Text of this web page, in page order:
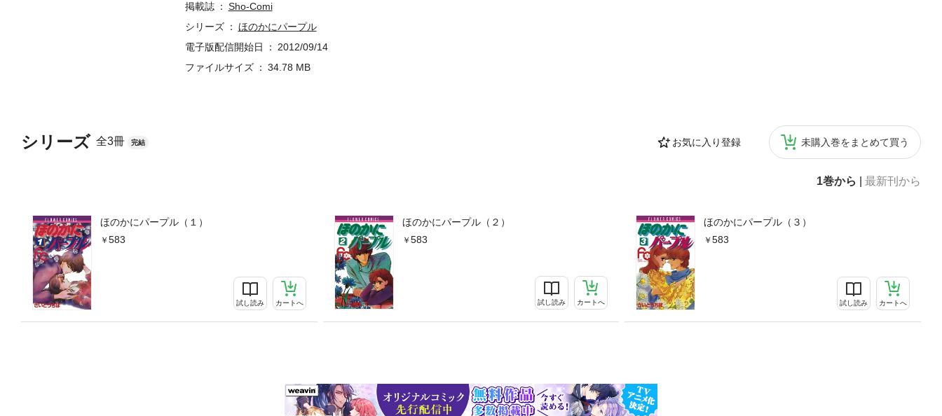
シリーズ 全3冊 完結 お気に入り登録 未購入巻をまとめて買う
1巻から 最新刊から
ほのかにパープル（１）
583
試し読み カートへ
ほのかにパープル（２）
583
試し読み カートへ
ほのかにパープル（３）
583
試し読み カートへ
掲載誌
Sho-Comi
シリーズ
ほのかにパープル
電子版配信開始日
2012/09/14
ファイルサイズ
34.78 MB